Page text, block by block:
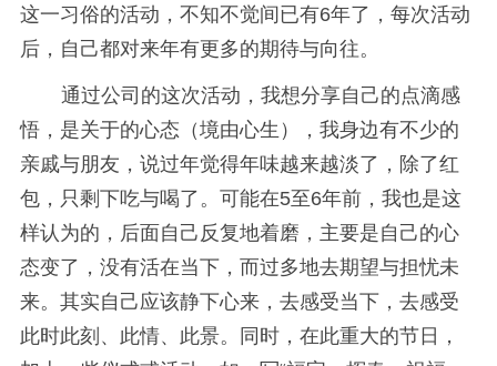
这一习俗的活动，不知不觉间已有6年了，每次活动
后，自己都对来年有更多的期待与向往。
通过公司的这次活动，我想分享自己的点滴感
悟，是关于的心态（境由心生），我身边有不少的
亲戚与朋友，说过年觉得年味越来越淡了，除了红
包，只剩下吃与喝了。可能在5至6年前，我也是这
样认为的，后面自己反复地着磨，主要是自己的心
态变了，没有活在当下，而过多地去期望与担忧未
来。其实自己应该静下心来，去感受当下，去感受
此时此刻、此情、此景。同时，在此重大的节日，